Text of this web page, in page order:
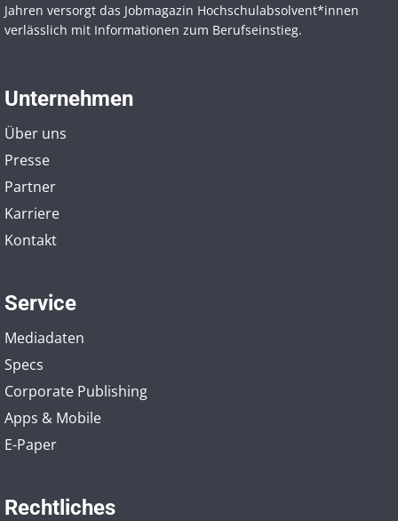
Jahren versorgt das Jobmagazin Hochschul­absolvent*innen
verlässlich mit Informationen zum Berufseinstieg.
Unternehmen
Über uns
Presse
Partner
Karriere
Kontakt
Service
Mediadaten
Specs
Corporate Publishing
Apps & Mobile
E-Paper
Rechtliches